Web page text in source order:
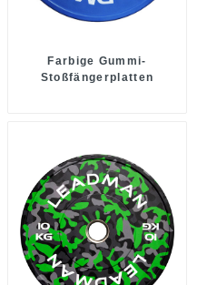
Farbige Gummi-
Stoßfängerplatten